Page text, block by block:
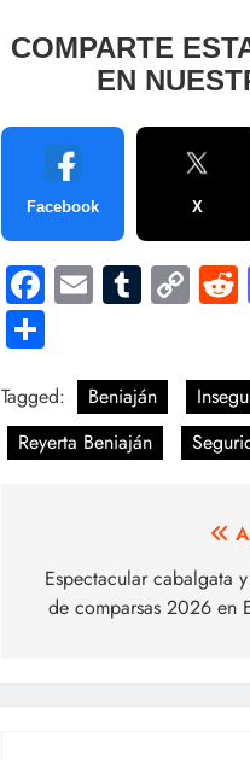
COMPARTE
EN
Facebook X
Facebook
EmailTumblr
Tagged: Beniaján
Reyerta Beniaján
de
entradas
Espectacular cabalgata
de comparsas 2026 en